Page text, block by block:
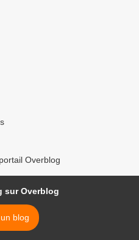
Overblog
sur Overblog
blog